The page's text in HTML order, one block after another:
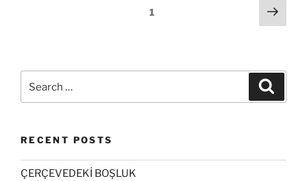
Page1
Next
page
RECENT POSTS
ÇERÇEVEDEKİ BOŞLUK